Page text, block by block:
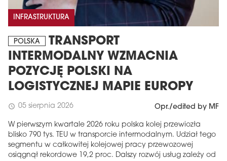
INFRASTRUKTURA
POLSKA
TRANSPORT
INTERMODALNY WZMACNIA
POZYCJĘ POLSKI NA
LOGISTYCZNEJ MAPIE EUROPY
schedule 05 sierpnia 2026 Opr./edited by MF
W pierwszym kwartale 2026 roku polska kolej przewiozła
blisko 790 tys. TEU w transporcie intermodalnym. Udział tego
segmentu w całkowitej kolejowej pracy przewozowej
osiągnął rekordowe 19,2 proc. Dalszy rozwój usług zależy od